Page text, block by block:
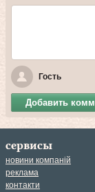
Гость
Добавить
сервисы
новини компаній
реклама
контакти